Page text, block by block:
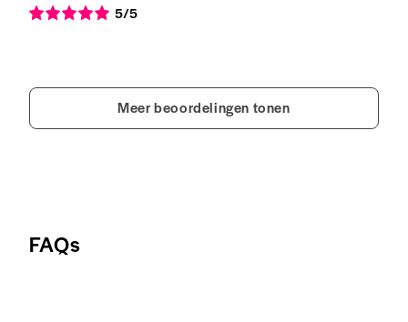
5/5
Meer beoordelingen tonen
FAQs